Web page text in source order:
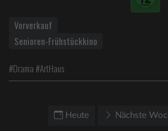
Vorverkauf
Senioren-Frühstückkino
#Drama #ArtHaus
Heute Nächste